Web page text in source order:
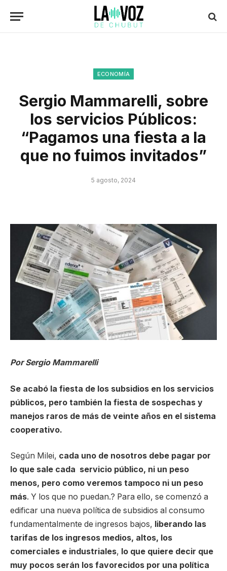
ECONOMÍA
Sergio Mammarelli, sobre
los servicios Públicos:
“Pagamos una fiesta a la
que no fuimos invitados”
5 agosto, 2024
Por Sergio Mammarelli
Se acabó la fiesta de los subsidios en los servicios
públicos, pero también la fiesta de sospechas y
manejos raros de más de veinte años en el sistema
cooperativo.
Según Milei, cada uno de nosotros debe pagar por
lo que sale cada servicio público, ni un peso
menos, pero como veremos tampoco ni un peso
más. Y los que no puedan.? Para ello, se comenzó a
edificar una nueva política de subsidios al consumo
fundamentalmente de ingresos bajos, liberando las
tarifas de los ingresos medios, altos, los
comerciales e industriales, lo que quiere decir que
muy pocos serán los favorecidos por una política